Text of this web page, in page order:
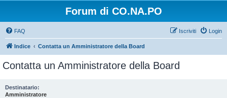
Forum di CO.NA.PO
FAQ Login
Iscriviti
Indice Contatta un Amministratore della Board
Contatta un Amministratore della Board
Destinatario:
Amministratore